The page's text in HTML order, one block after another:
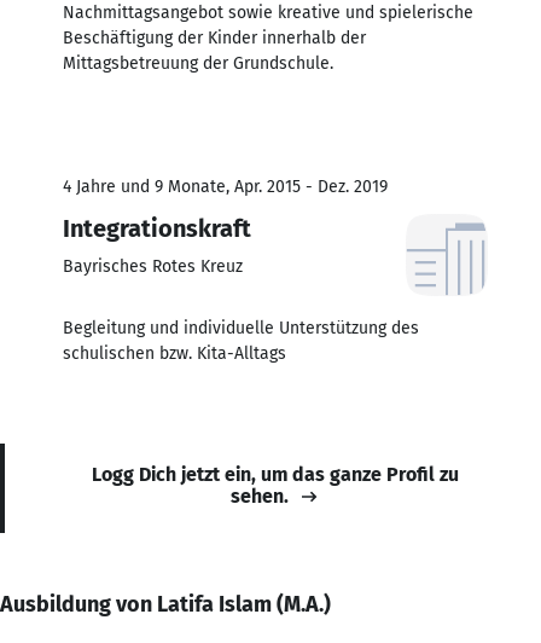
Nachmittagsangebot sowie kreative und spielerische
Beschäftigung der Kinder innerhalb der
Mittagsbetreuung der Grundschule.
4 Jahre und 9 Monate, Apr. 2015 - Dez. 2019
Integrationskraft
Bayrisches Rotes Kreuz
Begleitung und individuelle Unterstützung des
schulischen bzw. Kita-Alltags
Logg Dich jetzt ein, um das ganze Profil zu
sehen.
Ausbildung von Latifa Islam (M.A.)